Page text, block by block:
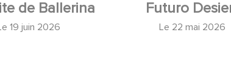
de Ballerina
19 juin 2026
Futuro
Le 22 mai 2026